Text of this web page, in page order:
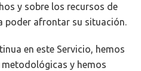
y sobre los recursos de
poder afrontar su situación.
en este Servicio, hemos
y hemos